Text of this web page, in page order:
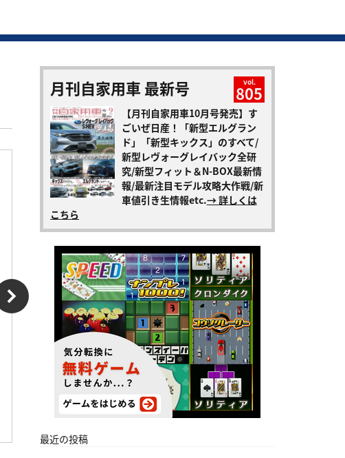
月刊自家用車 最新号 vol.
805
【月刊自家用車10月号発売】す
ごいぜ日産！「新型エルグラン
ド」「新型キックス」のすべて/
新型レヴォーグレイバック全研
究/新型フィット＆N-BOX最新情
報/最新注目モデル攻略大作戦/新
車値引き生情報etc.→ 詳しくは
こちら
最近の投稿